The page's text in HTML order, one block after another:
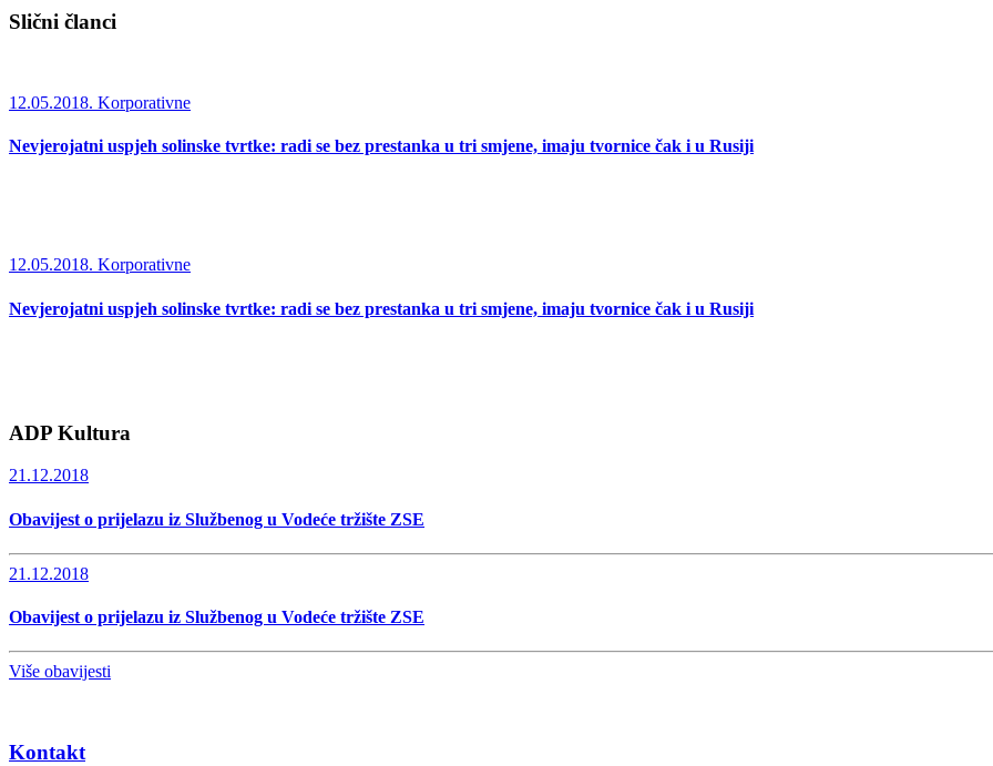
Slični članci
12.05.2018. Korporativne
Nevjerojatni uspjeh solinske tvrtke: radi se bez prestanka u tri smjene, imaju tvornice čak i u Rusiji
12.05.2018. Korporativne
Nevjerojatni uspjeh solinske tvrtke: radi se bez prestanka u tri smjene, imaju tvornice čak i u Rusiji
ADP Kultura
21.12.2018
Obavijest o prijelazu iz Službenog u Vodeće tržište ZSE
21.12.2018
Obavijest o prijelazu iz Službenog u Vodeće tržište ZSE
Više obavijesti
Kontakt